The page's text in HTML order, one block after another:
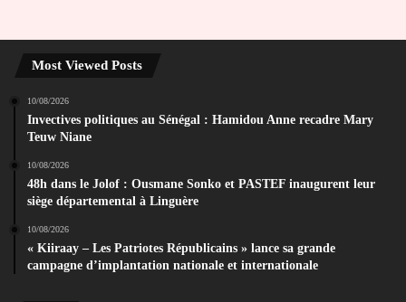
Most Viewed Posts
10/08/2026
Invectives politiques au Sénégal : Hamidou Anne recadre Mary
Teuw Niane
10/08/2026
48h dans le Jolof : Ousmane Sonko et PASTEF inaugurent leur
siège départemental à Linguère
10/08/2026
« Kiiraay – Les Patriotes Républicains » lance sa grande
campagne d’implantation nationale et internationale